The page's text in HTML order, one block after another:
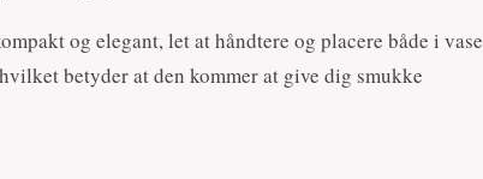
og elegant, let at håndtere og placere både i vase
betyder at den kommer at give dig smukke